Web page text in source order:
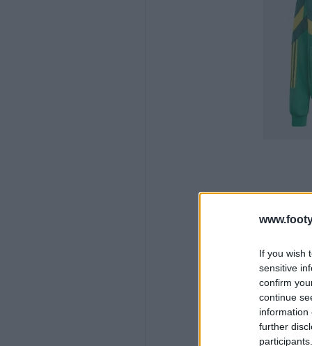
If you wish
sensitive
confirm
continue
information
further